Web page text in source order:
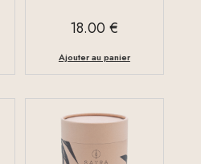
18.00€
Ajouter au panier